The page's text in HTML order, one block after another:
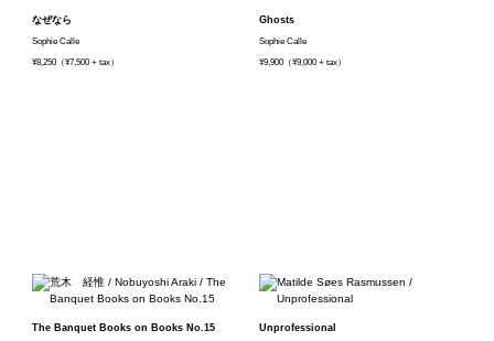
なぜなら
Sophie Calle
¥8,250（¥7,500 + tax）
Ghosts
Sophie Calle
¥9,900（¥9,000 + tax）
The Banquet Books on Books No.15 Unprofessional